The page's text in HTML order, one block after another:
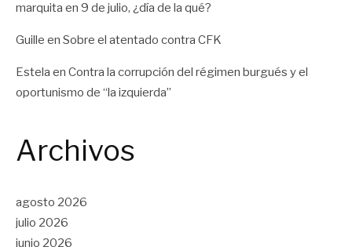
marquita en 9 de julio, ¿día de la qué?
Guille en Sobre el atentado contra CFK
Estela en Contra la corrupción del régimen burgués y el
oportunismo de “la izquierda”
Archivos
agosto 2026
julio 2026
junio 2026